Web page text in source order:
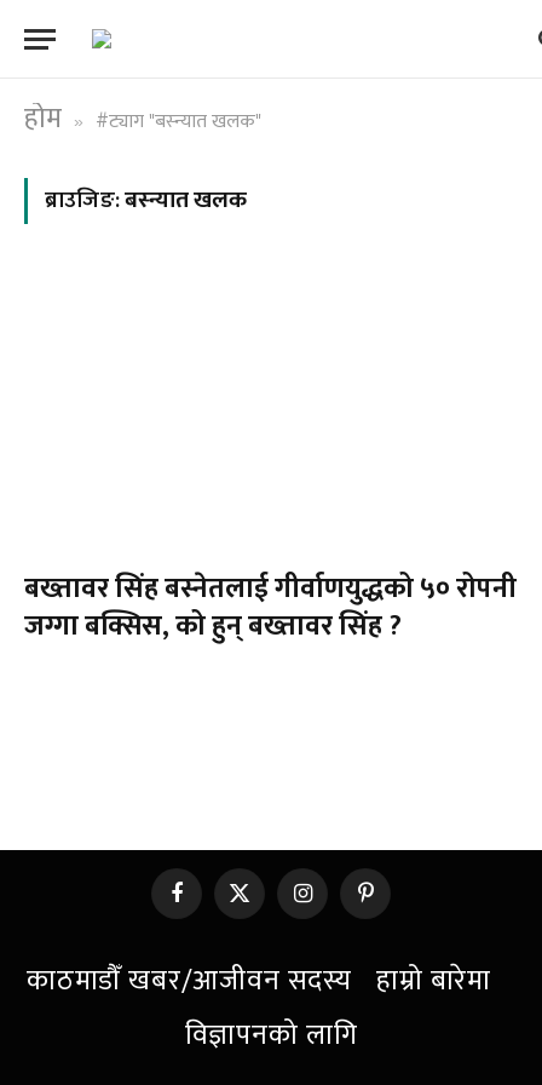
होम » #ट्याग "बस्न्यात खलक"
ब्राउजिङ:बस्न्यात खलक
बख्तावर सिंह बस्नेतलाई गीर्वाणयुद्धको ५० रोपनी
जग्गा बक्सिस, को हुन् बख्तावर सिंह ?
Facebook
X
(Twitter)
InstagramPinterest
काठमाडौँ खबर/आजीवन सदस्य हाम्रो बारेमा
विज्ञापनको लागि